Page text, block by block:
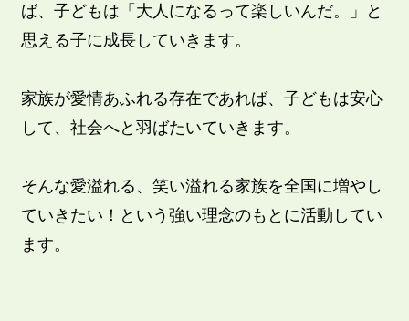
ば、子どもは「大人になるって楽しいんだ。」と
思える子に成長していきます。
家族が愛情あふれる存在であれば、子どもは安心
して、社会へと羽ばたいていきます。
そんな愛溢れる、笑い溢れる家族を全国に増やし
ていきたい！という強い理念のもとに活動してい
ます。